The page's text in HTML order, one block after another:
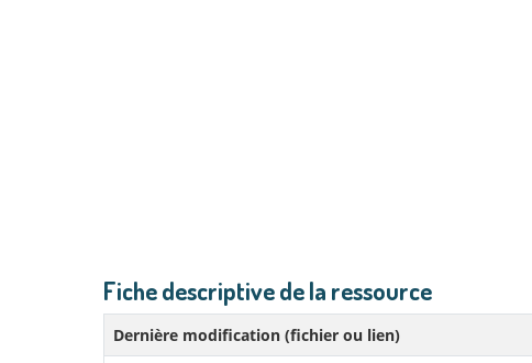
Fiche descriptive de la ressource
Dernière modification (fichier ou lien)